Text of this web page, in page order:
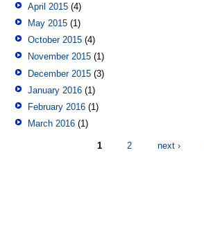
April 2015(4)
May 2015(1)
October 2015(4)
November 2015(1)
December 2015(3)
January 2016(1)
February 2016(1)
March 2016(1)
1 2 next ›